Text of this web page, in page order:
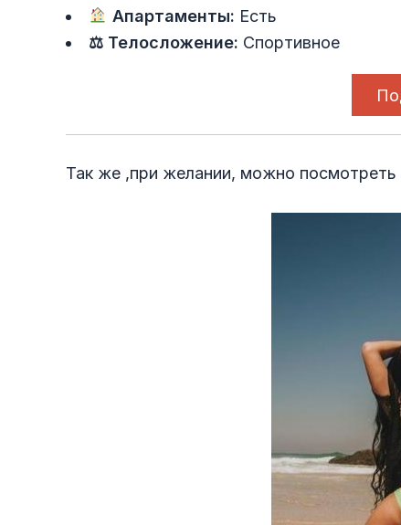
Апартаменты: Есть
⚖ Телосложение: Спортивное
Так же ,при желании, можно посмотреть